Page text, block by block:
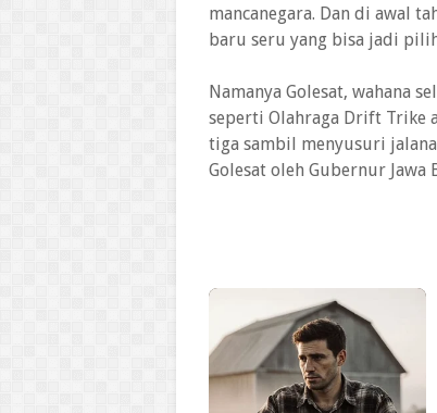
mancanegara. Dan di awal
baru seru yang bisa jadi
Namanya Golesat, wahana
seperti Olahraga Drift Trike
tiga sambil menyusuri
Golesat oleh Gubernur